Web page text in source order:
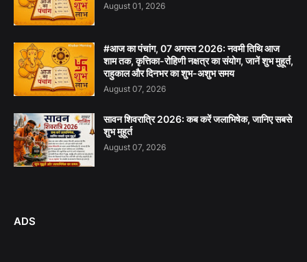
August 01, 2026
#आज का पंचांग, 07 अगस्त 2026: नवमी तिथि आज
शाम तक, कृत्तिका-रोहिणी नक्षत्र का संयोग, जानें शुभ मुहूर्त,
राहुकाल और दिनभर का शुभ-अशुभ समय
August 07, 2026
सावन शिवरात्रि 2026: कब करें जलाभिषेक, जानिए सबसे
शुभ मुहूर्त
August 07, 2026
ADS